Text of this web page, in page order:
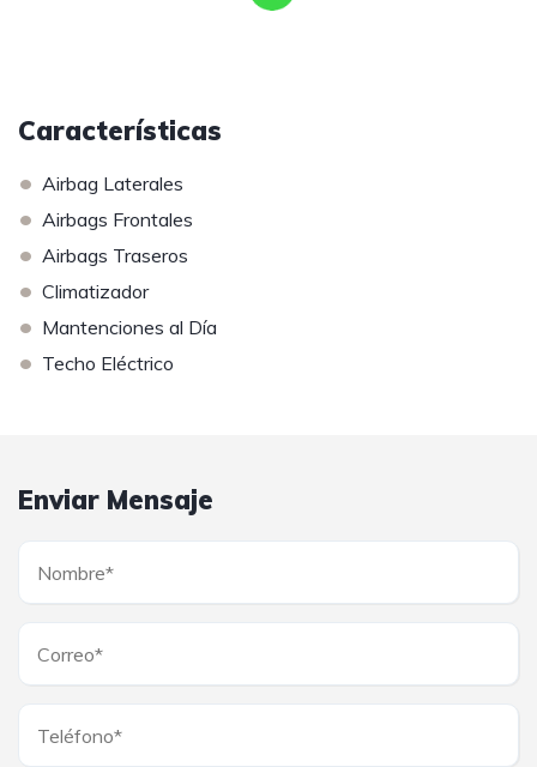
Características
• Airbag Laterales
• Airbags Frontales
• Airbags Traseros
• Climatizador
• Mantenciones al Día
• Techo Eléctrico
Enviar Mensaje